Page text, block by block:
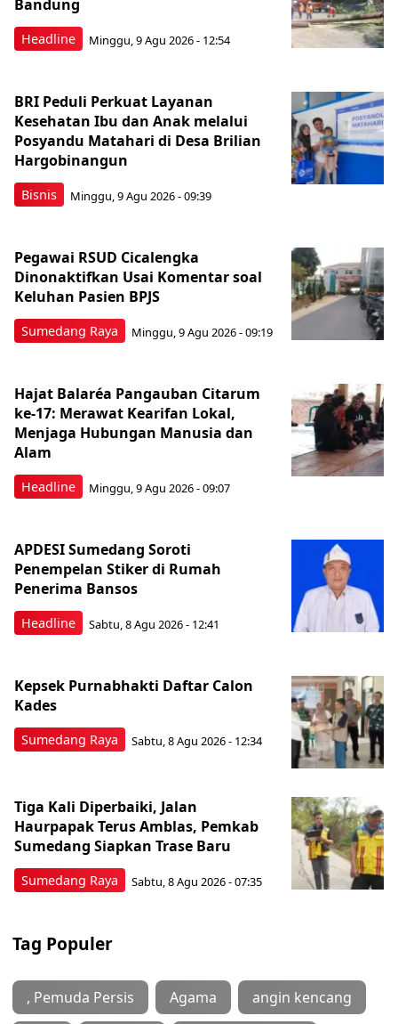
Headline
Bandung
Minggu, 9 Agu 2026 - 12:54
Bisnis
BRI Peduli Perkuat Layanan
Kesehatan Ibu dan Anak melalui
Posyandu Matahari di Desa Brilian
Hargobinangun
Minggu, 9 Agu 2026 - 09:39
Sumedang Raya
Pegawai RSUD Cicalengka
Dinonaktifkan Usai Komentar soal
Keluhan Pasien BPJS
Minggu, 9 Agu 2026 - 09:19
Headline
Hajat Balaréa Pangauban Citarum
ke-17: Merawat Kearifan Lokal,
Menjaga Hubungan Manusia dan
Alam
Minggu, 9 Agu 2026 - 09:07
Headline
APDESI Sumedang Soroti
Penempelan Stiker di Rumah
Penerima Bansos
Sabtu, 8 Agu 2026 - 12:41
Sumedang Raya
Kepsek Purnabhakti Daftar Calon
Kades
Sabtu, 8 Agu 2026 - 12:34
Sumedang Raya
Tiga Kali Diperbaiki, Jalan
Haurpapak Terus Amblas, Pemkab
Sumedang Siapkan Trase Baru
Sabtu, 8 Agu 2026 - 07:35
Tag Populer
, Pemuda Persis Agama angin kencang